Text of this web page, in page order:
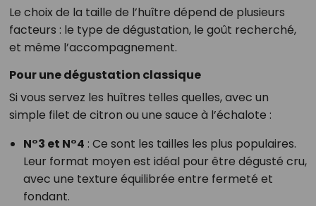
Le choix de la taille de l’huître dépend de plusieurs
facteurs : le type de dégustation, le goût recherché,
et même l’accompagnement.
Pour une dégustation classique
Si vous servez les huîtres telles quelles, avec un
simple filet de citron ou une sauce à l’échalote :
N°3 et N°4 : Ce sont les tailles les plus populaires.
Leur format moyen est idéal pour être dégusté cru,
avec une texture équilibrée entre fermeté et
fondant.